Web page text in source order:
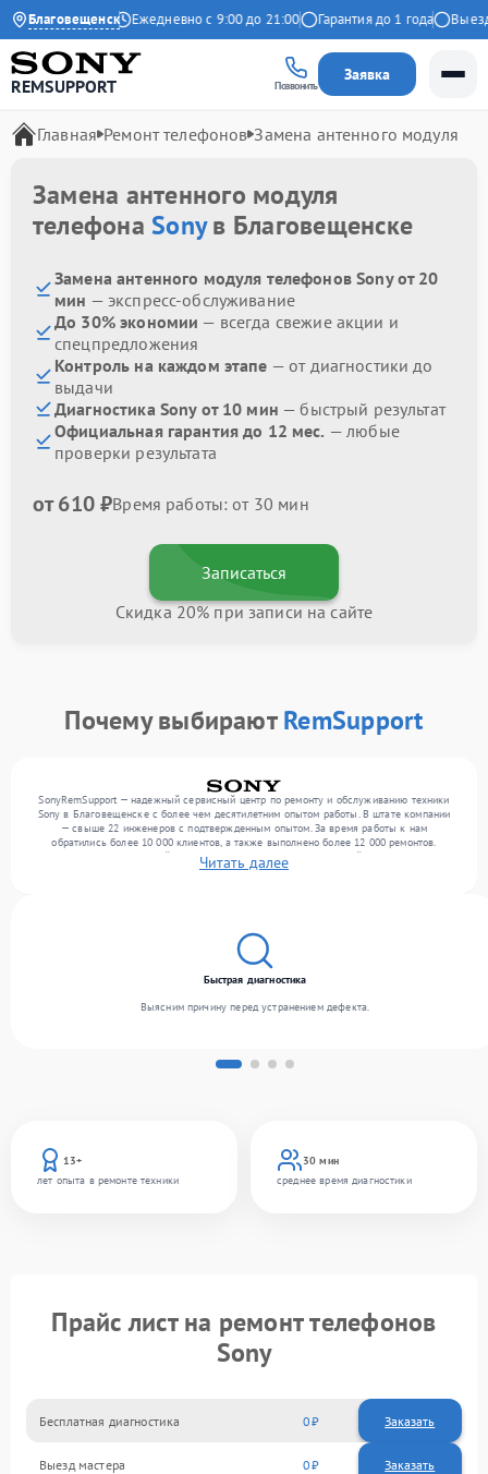
Благовещенск
4.9 на Яндекс Ежедневно с 9:00 до 21:00 Гарантия до 1 года Выезд
REMSUPPORT Позвонить
Заявка
Главная Ремонт телефонов Замена антенного модуля
Замена антенного модуля
телефонаSonyв Благовещенске
Замена антенного модуля телефонов Sony от 20
мин — экспресс-обслуживание
До 30% экономии — всегда свежие акции и
спецпредложения
Контроль на каждом этапе — от диагностики до
выдачи
Диагностика Sony от 10 мин — быстрый результат
Официальная гарантия до 12 мес. — любые
проверки результата
от 610 ₽Время работы: от 30 мин
Записаться
Скидка 20% при записи на сайте
Почему выбираютRemSupport
SonyRemSupport — надежный сервисный центр по ремонту и обслуживанию техники
Sony в Благовещенске с более чем десятилетним опытом работы. В штате компании
— свыше 22 инженеров с подтвержденным опытом. За время работы к нам
обратились более 10 000 клиентов, а также выполнено более 12 000 ремонтов.
Ежемесячно в сервисный центр поступает более 300 обращений, включая , , . Мы
работаем с широким спектром неисправностей и обеспечиваем надежный результат
Читать далее
13+
лет опыта в ремонте техники
30 мин
среднее время диагностики
Быстрая диагностика
Выясним причину перед устранением дефекта.
Прайс лист на ремонт телефонов
Sony
Бесплатная диагностика 0 Заказать
Выезд мастера 0 Заказать